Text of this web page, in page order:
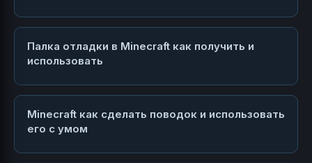
Палка отладки в Minecraft как получить и
использовать
Minecraft как сделать поводок и использовать
его с умом